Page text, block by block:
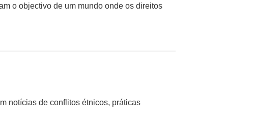
o objectivo de um mundo onde os direitos
notícias de conflitos étnicos, práticas